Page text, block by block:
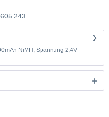
NiMH, Spannung 2,4V